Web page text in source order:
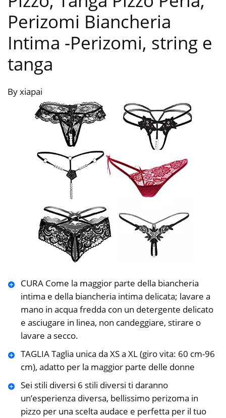
Perizomi Biancheria
Intima -Perizomi, string e
tanga
By xiapai
CURA Come la maggior parte della biancheria
intima e della biancheria intima delicata; lavare a
mano in acqua fredda con un detergente delicato
e asciugare in linea, non candeggiare, stirare o
lavare a secco.
TAGLIA Taglia unica da XS a XL (giro vita: 60 cm-96
cm), adatto per la maggior parte delle donne
Sei stili diversi 6 stili diversi ti daranno
un’esperienza diversa, bellissimo perizoma in
pizzo per una scelta audace e perfetta per il tuo